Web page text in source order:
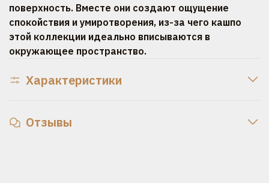
поверхность. Вместе они создают ощущение
спокойствия и умиротворения, из-за чего кашпо
этой коллекции идеально вписываются в
окружающее пространство.
Характеристики
Отзывы